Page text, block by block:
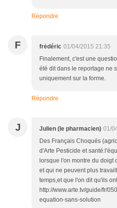
Répondre
F frėdéric 01/04/2015 21:35
Finalement, c'est une
été dit dans le reportage ne
uniquement sur la forme.
Répondre
J Julien (le pharmacien) 01/
Des Français Choqués
d'Arte Pesticide et
lorsque l'on montre du doigt
et qui ne peuvent plus
temps,et que l'on dit qu'ils
http://www.arte.tv/guide/fr/
equation-sans-solution